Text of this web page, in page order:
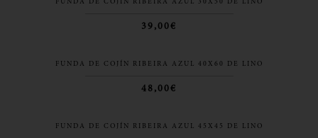
FUNDA DE COJÍN RIBEIRA AZUL 30X50 DE LINO
39,00€
FUNDA DE COJÍN RIBEIRA AZUL 40X60 DE LINO
48,00€
FUNDA DE COJÍN RIBEIRA AZUL 45X45 DE LINO